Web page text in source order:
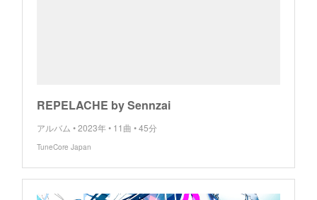
REPELACHE by Sennzai
アルバム • 2023年 • 11曲 • 45分
TuneCore Japan